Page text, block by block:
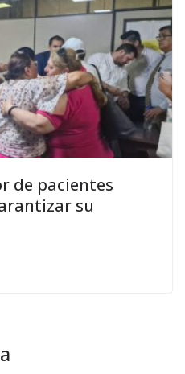
de pacientes
su